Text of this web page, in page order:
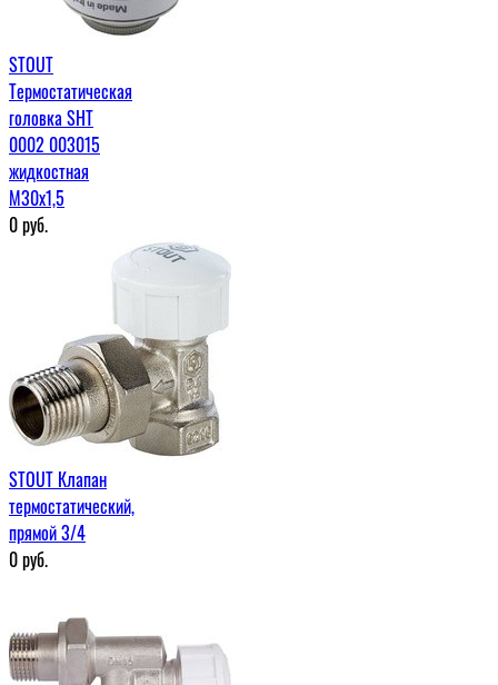
STOUT
Термостатическая
головка SHT
0002 003015
жидкостная
М30х1,5
0руб.
STOUT Клапан
термостатический,
прямой 3/4
0руб.